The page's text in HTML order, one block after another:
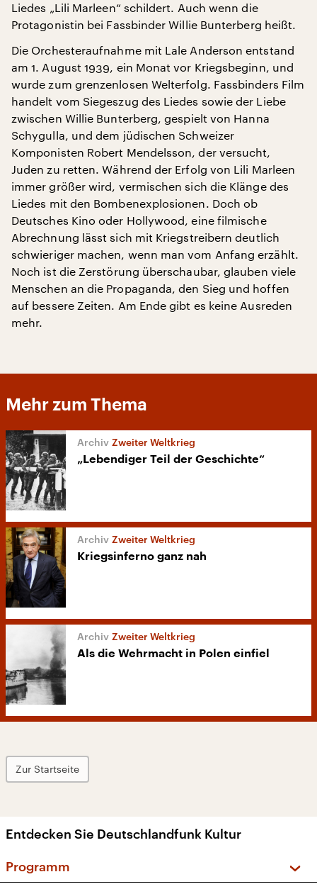
Liedes „Lili Marleen“ schildert. Auch wenn die
Protagonistin bei Fassbinder Willie Bunterberg heißt.
Die Orchesteraufnahme mit Lale Anderson entstand
am 1. August 1939, ein Monat vor Kriegsbeginn, und
wurde zum grenzenlosen Welterfolg. Fassbinders Film
handelt vom Siegeszug des Liedes sowie der Liebe
zwischen Willie Bunterberg, gespielt von Hanna
Schygulla, und dem jüdischen Schweizer
Komponisten Robert Mendelsson, der versucht,
Juden zu retten. Während der Erfolg von Lili Marleen
immer größer wird, vermischen sich die Klänge des
Liedes mit den Bombenexplosionen. Doch ob
Deutsches Kino oder Hollywood, eine filmische
Abrechnung lässt sich mit Kriegstreibern deutlich
schwieriger machen, wenn man vom Anfang erzählt.
Noch ist die Zerstörung überschaubar, glauben viele
Menschen an die Propaganda, den Sieg und hoffen
auf bessere Zeiten. Am Ende gibt es keine Ausreden
mehr.
Mehr zum Thema
Zweiter Weltkrieg
„Lebendiger Teil der Geschichte“
Zweiter Weltkrieg
Kriegsinferno ganz nah
Zweiter Weltkrieg
Als die Wehrmacht in Polen einfiel
Zur Startseite
Entdecken Sie Deutschlandfunk Kultur
Programm